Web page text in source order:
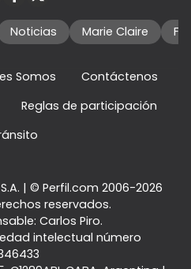
Noticias Marie Claire
Somos
Contáctenos
Reglas de participación
| © Perfil.com 2006-2026
reservados.
Carlos Piro.
intelectual número